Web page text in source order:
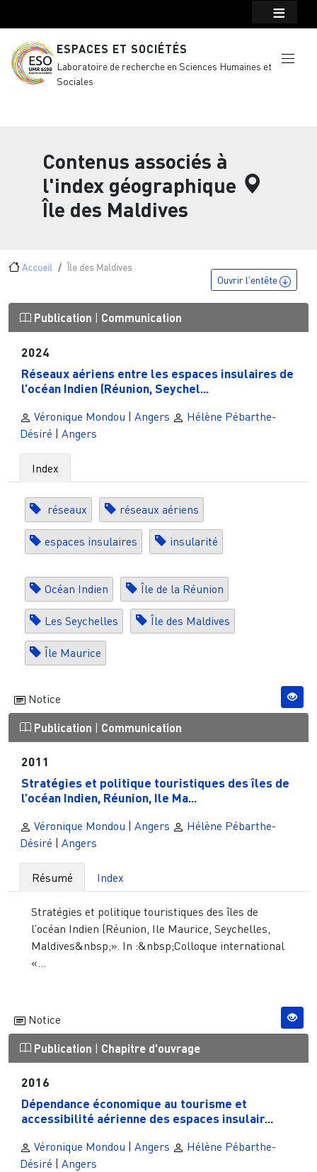
ESPACES ET SOCIÉTÉS
Laboratoire de recherche en Sciences Humaines et
Sociales
Contenus associés à
l'index géographique
Île des Maldives
Fil d'Ariane
Accueil Île des Maldives
Ouvrir l'entête
Publication Communication
2024
Réseaux aériens entre les espaces insulaires de
l’océan Indien (Réunion, Seychel...
Véronique Mondou | Angers
Hélène Pébarthe-
Désiré | Angers
Index
réseaux réseaux aériens
espaces insulaires insularité
Océan Indien Île de la Réunion
Les Seychelles Île des Maldives
Île Maurice
Notice
Publication | Communication
2011
Stratégies et politique touristiques des îles de
l’océan Indien, Réunion, Ile Ma...
Véronique Mondou | Angers
Hélène Pébarthe-
Désiré | Angers
Résumé Index
Stratégies et politique touristiques des îles de
l’océan Indien (Réunion, Ile Maurice, Seychelles,
Maldives&nbsp;». In :&nbsp;Colloque international
«...
Notice
Publication | Chapitre d'ouvrage
2016
Dépendance économique au tourisme et
accessibilité aérienne des espaces insulair...
Véronique Mondou | Angers
Hélène Pébarthe-
Désiré | Angers